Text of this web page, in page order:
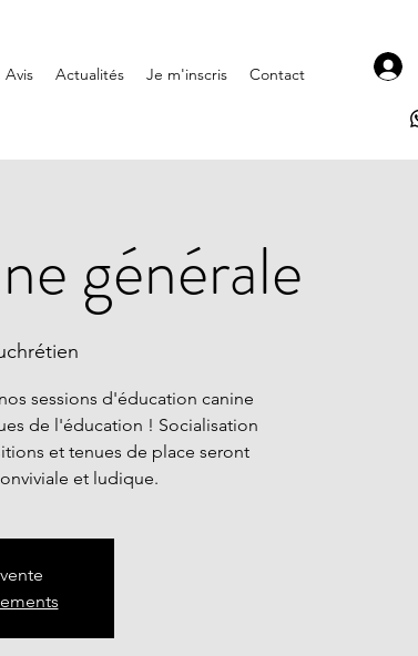
Avis Actualités Je m'inscris Contact
générale
sessions d'éducation canine
de l'éducation ! Socialisation
et tenues de place seront
et ludique.